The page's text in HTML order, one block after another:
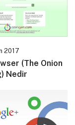
2017
(The Onion
Nedir